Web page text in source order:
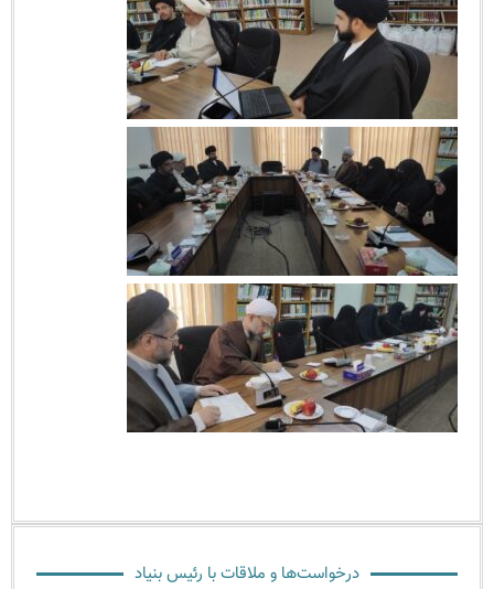
درخواست‌ها و ملاقات با رئیس بنیاد